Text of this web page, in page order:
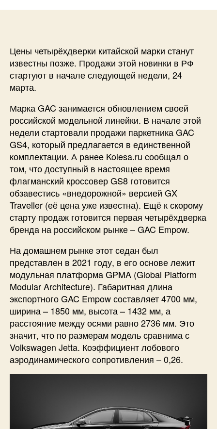
Цены четырёхдверки китайской марки станут
известны позже. Продажи этой новинки в РФ
стартуют в начале следующей недели, 24
марта.
Марка GAC занимается обновлением своей
российской модельной линейки. В начале этой
недели стартовали продажи паркетника GAC
GS4, который предлагается в единственной
комплектации. А ранее Kolesa.ru сообщал о
том, что доступный в настоящее время
флагманский кроссовер GS8 готовится
обзавестись «внедорожной» версией GX
Traveller (её цена уже известна). Ещё к скорому
старту продаж готовится первая четырёхдверка
бренда на российском рынке – GAC Empow.
На домашнем рынке этот седан был
представлен в 2021 году, в его основе лежит
модульная платформа GPMA (Global Platform
Modular Architecture). Габаритная длина
экспортного GAC Empow составляет 4700 мм,
ширина – 1850 мм, высота – 1432 мм, а
расстояние между осями равно 2736 мм. Это
значит, что по размерам модель сравнима с
Volkswagen Jetta. Коэффициент лобового
аэродинамического сопротивления – 0,26.